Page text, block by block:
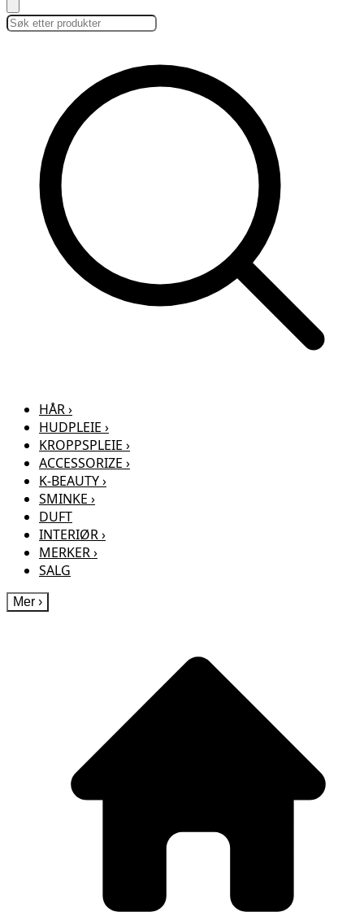
HÅR›
HUDPLEIE ›
KROPPSPLEIE ›
ACCESSORIZE ›
K-BEAUTY›
SMINKE ›
DUFT
INTERIØR›
MERKER›
SALG
Mer ›